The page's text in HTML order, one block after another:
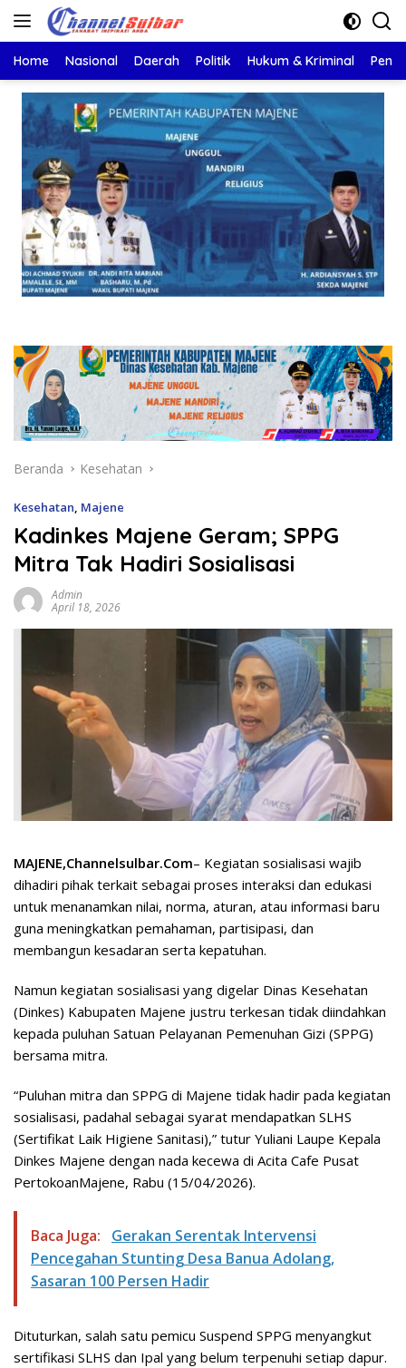
Langsung
Home Nasional Daerah Politik Hukum & Kriminal
Beranda Kesehatan
Kesehatan Majene
Kadinkes Majene Geram; SPPG
Mitra Tak Hadiri Sosialisasi
Admin
April 18, 2026
MAJENE,Channelsulbar.Com– Kegiatan sosialisasi wajib
dihadiri pihak terkait sebagai proses interaksi dan edukasi
untuk menanamkan nilai, norma, aturan, atau informasi baru
guna meningkatkan pemahaman, partisipasi, dan
membangun kesadaran serta kepatuhan.
Namun kegiatan sosialisasi yang digelar Dinas Kesehatan
(Dinkes) Kabupaten Majene justru terkesan tidak diindahkan
kepada puluhan Satuan Pelayanan Pemenuhan Gizi (SPPG)
bersama mitra.
“Puluhan mitra dan SPPG di Majene tidak hadir pada kegiatan
sosialisasi, padahal sebagai syarat mendapatkan SLHS
(Sertifikat Laik Higiene Sanitasi),” tutur Yuliani Laupe Kepala
Dinkes Majene dengan nada kecewa di Acita Cafe Pusat
PertokoanMajene, Rabu (15/04/2026).
Baca Juga:
Gerakan Serentak Intervensi
Pencegahan Stunting Desa Banua Adolang,
Sasaran 100 Persen Hadir
Dituturkan, salah satu pemicu Suspend SPPG menyangkut
sertifikasi SLHS dan Ipal yang belum terpenuhi setiap dapur.